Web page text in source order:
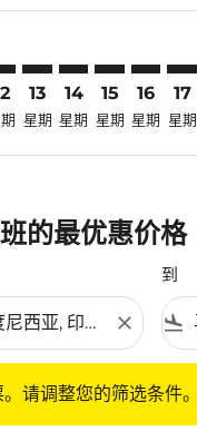
13
星期
14
星期
15
星期
16
星期
17
星期
的最优惠价格
close
到
flight_land
请调整您的筛选条件。